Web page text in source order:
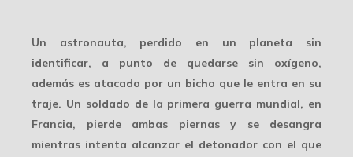
Un astronauta, perdido en un planeta sin
identificar, a punto de quedarse sin oxígeno,
además es atacado por un bicho que le entra en su
traje. Un soldado de la primera guerra mundial, en
Francia, pierde ambas piernas y se desangra
mientras intenta alcanzar el detonador con el que